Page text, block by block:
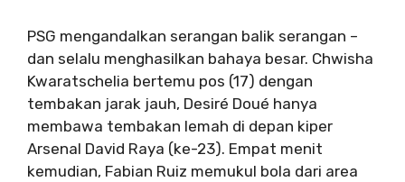
PSG mengandalkan serangan balik serangan –
dan selalu menghasilkan bahaya besar. Chwisha
Kwaratschelia bertemu pos (17) dengan
tembakan jarak jauh, Desiré Doué hanya
membawa tembakan lemah di depan kiper
Arsenal David Raya (ke-23). Empat menit
kemudian, Fabian Ruiz memukul bola dari area